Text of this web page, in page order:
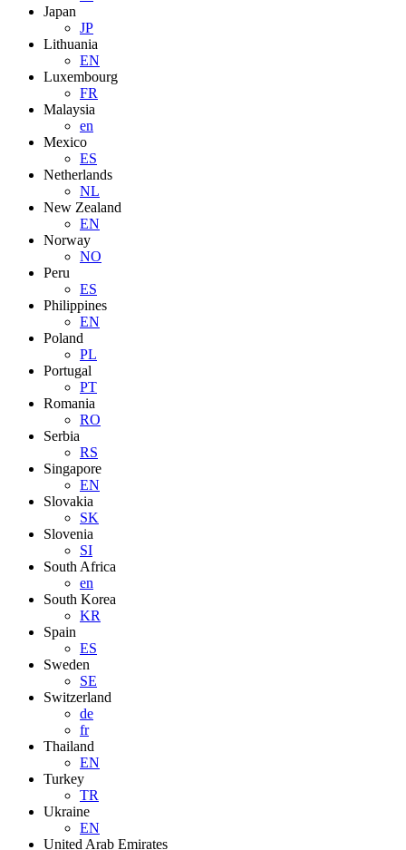
Japan
JP
Lithuania
EN
Luxembourg
FR
Malaysia
en
Mexico
ES
Netherlands
NL
New Zealand
EN
Norway
NO
Peru
ES
Philippines
EN
Poland
PL
Portugal
PT
Romania
RO
Serbia
RS
Singapore
EN
Slovakia
SK
Slovenia
SI
South Africa
en
South Korea
KR
Spain
ES
Sweden
SE
Switzerland
de
fr
Thailand
EN
Turkey
TR
Ukraine
EN
United Arab Emirates